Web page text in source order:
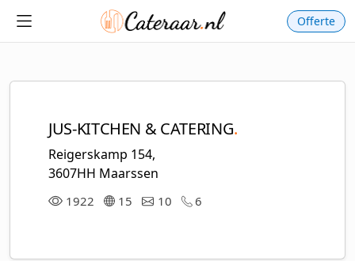
Offerte
JUS-KITCHEN & CATERING.
Reigerskamp 154,
3607HH Maarssen
1922 15 10 6